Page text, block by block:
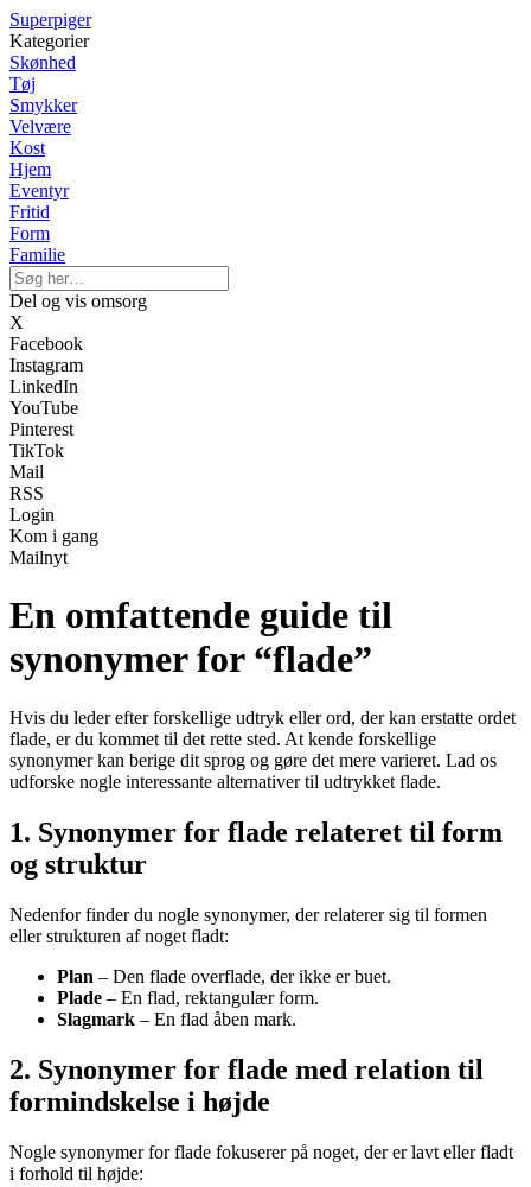
Superpiger
Kategorier
Skønhed
Tøj
Smykker
Velvære
Kost
Hjem
Eventyr
Fritid
Form
Familie
Del og vis omsorg
X
Facebook
Instagram
LinkedIn
YouTube
Pinterest
TikTok
Mail
RSS
Login
Kom i gang
Mailnyt
En omfattende guide til
synonymer for “flade”
Hvis du leder efter forskellige udtryk eller ord, der kan erstatte ordet
flade, er du kommet til det rette sted. At kende forskellige
synonymer kan berige dit sprog og gøre det mere varieret. Lad os
udforske nogle interessante alternativer til udtrykket flade.
1. Synonymer for flade relateret til form
og struktur
Nedenfor finder du nogle synonymer, der relaterer sig til formen
eller strukturen af noget fladt:
Plan – Den flade overflade, der ikke er buet.
Plade – En flad, rektangulær form.
Slagmark – En flad åben mark.
2. Synonymer for flade med relation til
formindskelse i højde
Nogle synonymer for flade fokuserer på noget, der er lavt eller fladt
i forhold til højde: